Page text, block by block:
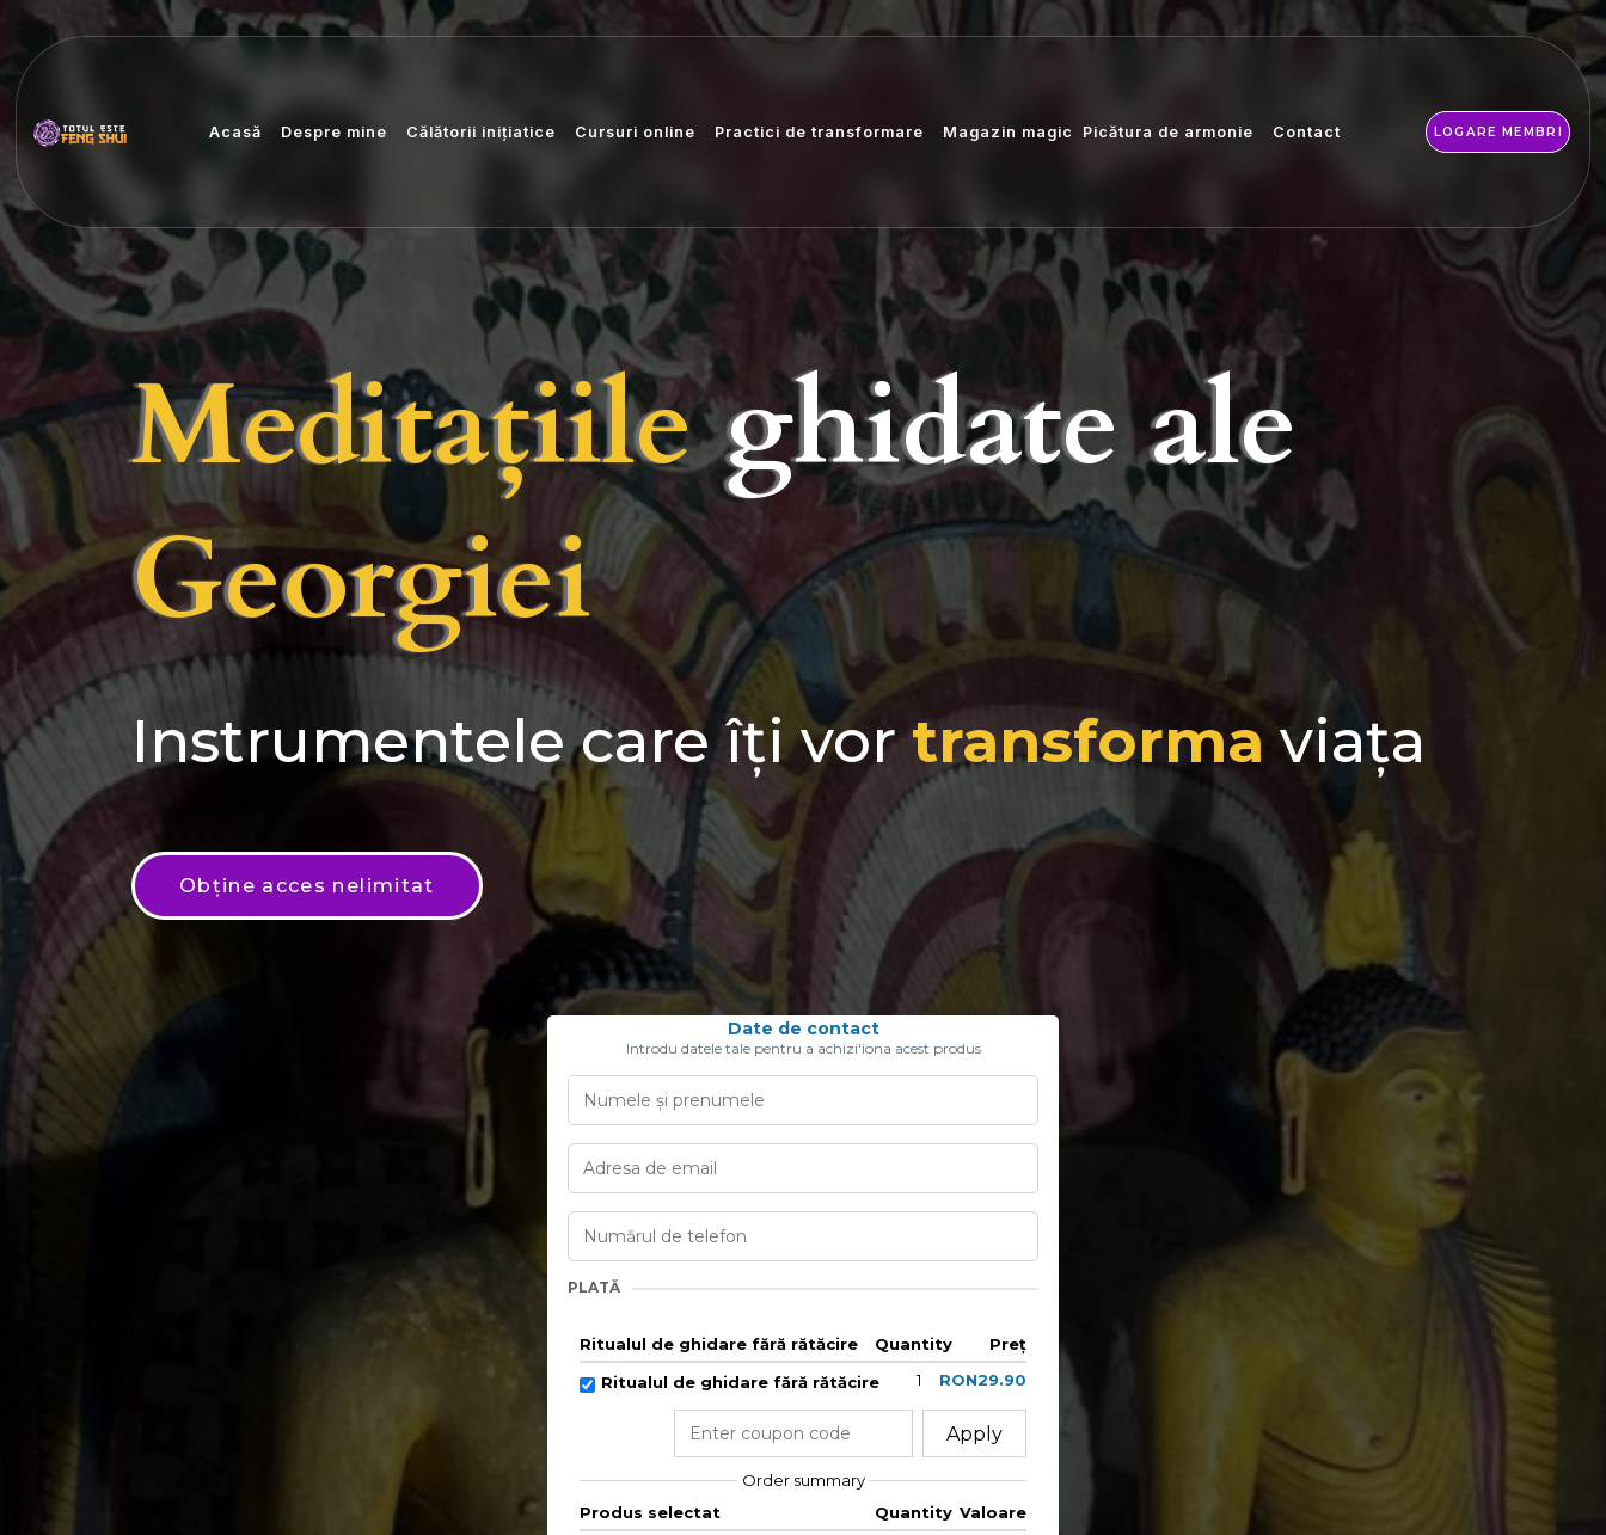
Acasă Despre mine Călătorii inițiatice Cursuri online Practici de transformare Magazin magic Picătura de armonie Contact LOGARE MEMBRI
Meditațiileghidate ale
Georgiei
Instrumentele care îți vortransforma viața
Obține acces nelimitat
Date de contact
Introdu datele tale pentru a achizi'iona acest produs
PLATĂ
Ritualul de ghidare fără rătăcire Quantity
Preț
Ritualul de ghidare fără rătăcire
1 RON29.90
Apply
Order summary
Produs selectat
Quantity Valoare